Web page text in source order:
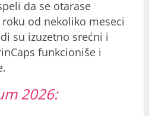
da se otarase
od nekoliko meseci
su izuzetno srećni i
funkcioniše i
2026: